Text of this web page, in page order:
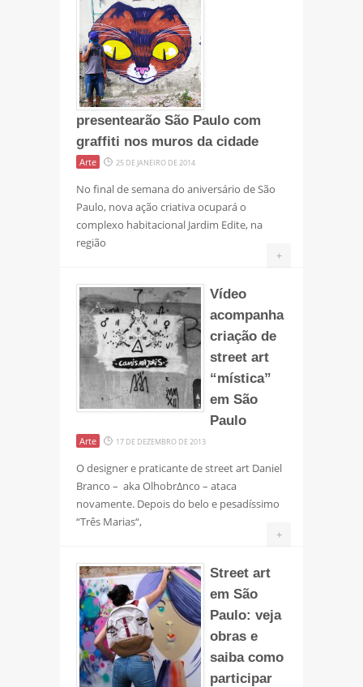
presentearão São Paulo com
graffiti nos muros da cidade
Arte 25 DE JANEIRO DE 2014
No final de semana do aniversário de São
Paulo, nova ação criativa ocupará o
complexo habitacional Jardim Edite, na
região
+
Vídeo
acompanha
criação de
street art
“mística”
em São
Paulo
Arte 17 DE DEZEMBRO DE 2013
O designer e praticante de street art Daniel
Branco – aka OlhobrΔnco – ataca
novamente. Depois do belo e pesadíssimo
“Três Marias“,
+
Street art
em São
Paulo: veja
obras e
saiba como
participar